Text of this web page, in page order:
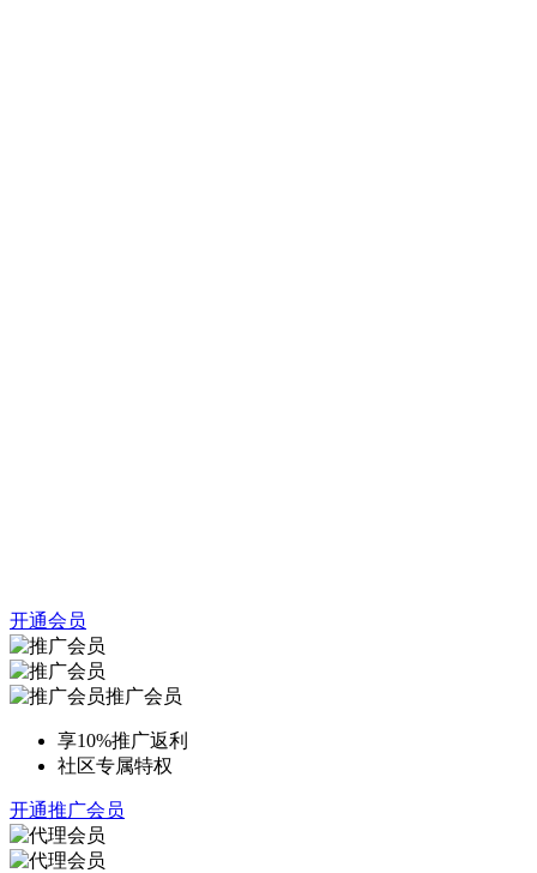
开通会员
推广会员
享10%推广返利
社区专属特权
开通推广会员